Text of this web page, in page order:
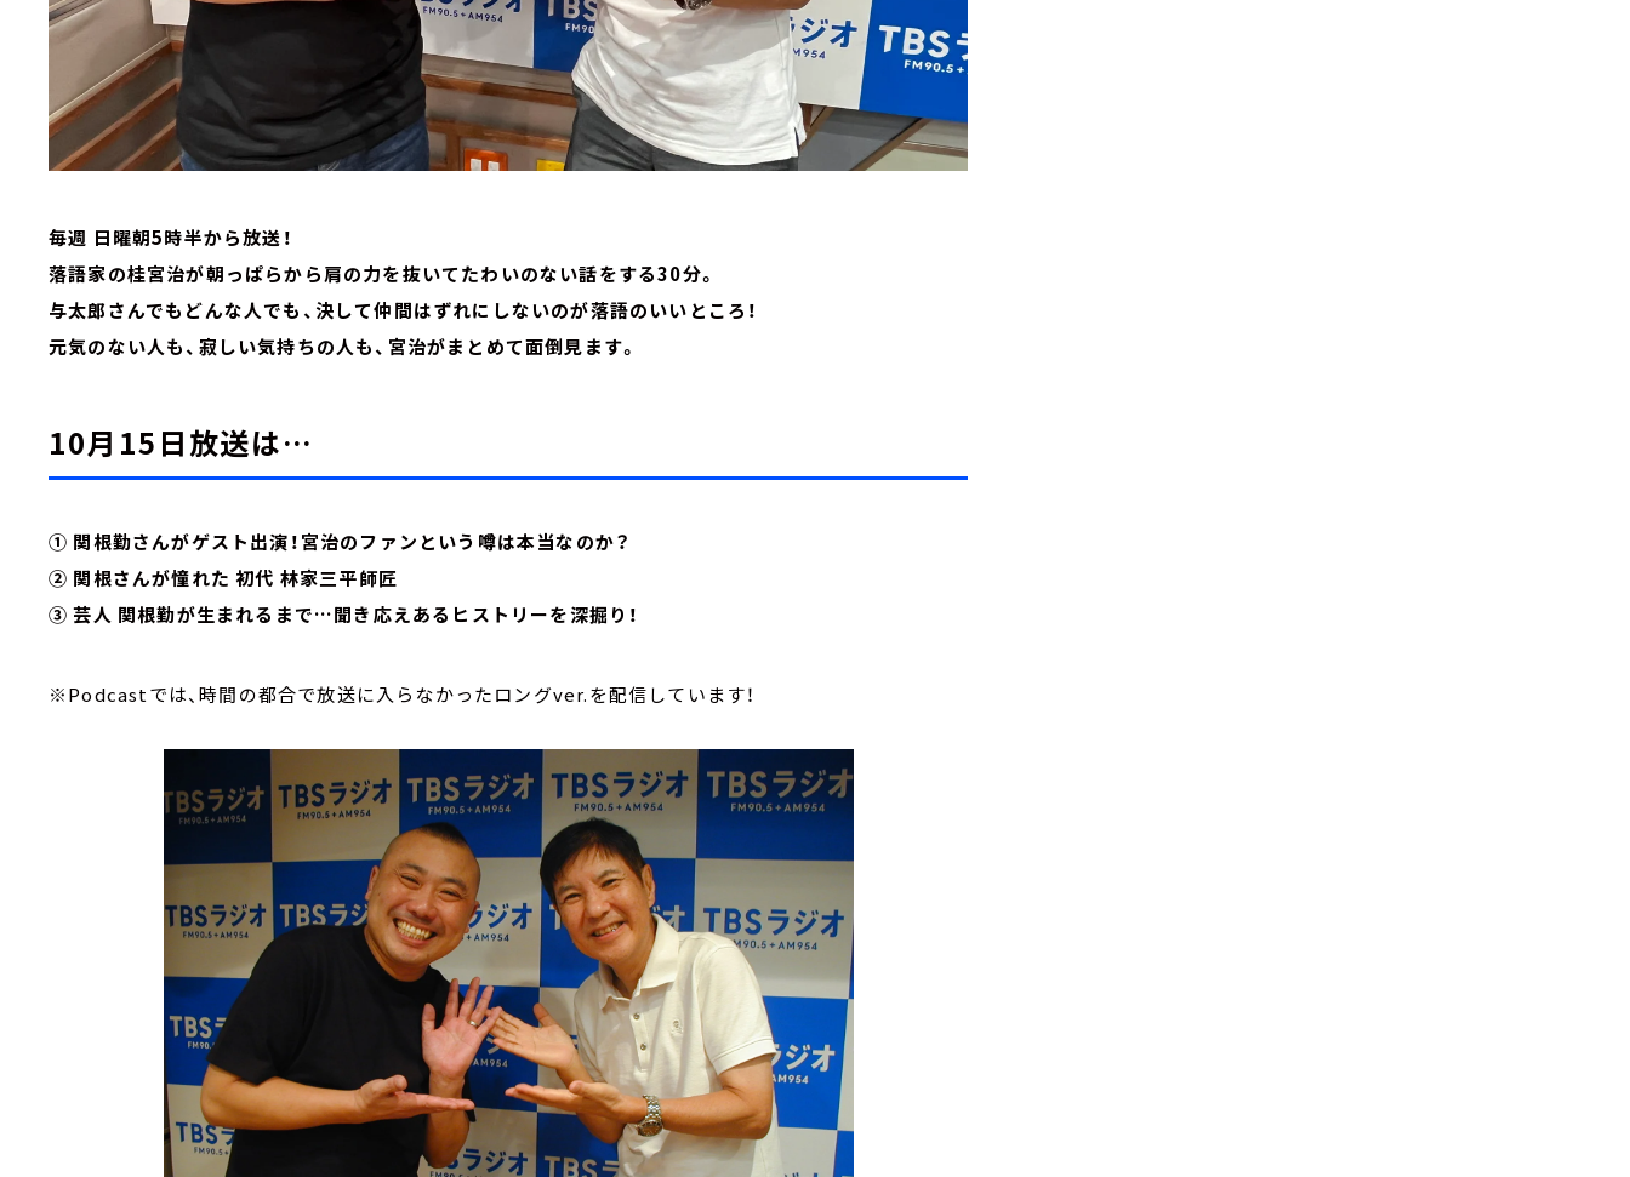
毎週 日曜朝5時半から放送！
落語家の桂宮治が朝っぱらから肩の力を抜いてたわいのない話をする30分。
与太郎さんでもどんな人でも、決して仲間はずれにしないのが落語のいいところ！
元気のない人も、寂しい気持ちの人も、宮治がまとめて面倒見ます。
10月15日放送は…
① 関根勤さんがゲスト出演！宮治のファンという噂は本当なのか？
② 関根さんが憧れた 初代 林家三平師匠
③ 芸人 関根勤が生まれるまで…聞き応えあるヒストリーを深掘り！
※Podcastでは、時間の都合で放送に入らなかったロングver.を配信しています！